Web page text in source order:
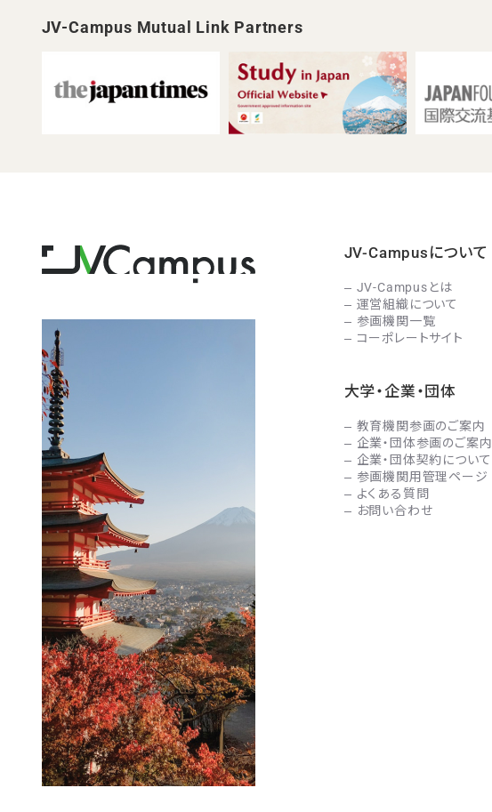
JV-Campus Mutual Link Partners
JV-Campusについて
JV-Campusとは
運営組織について
参画機関一覧
コーポレートサイト
大学・企業・団体
教育機関参画のご案内
企業・団体参画のご案内
企業・団体契約について
参画機関用管理ページ
よくある質問
お問い合わせ